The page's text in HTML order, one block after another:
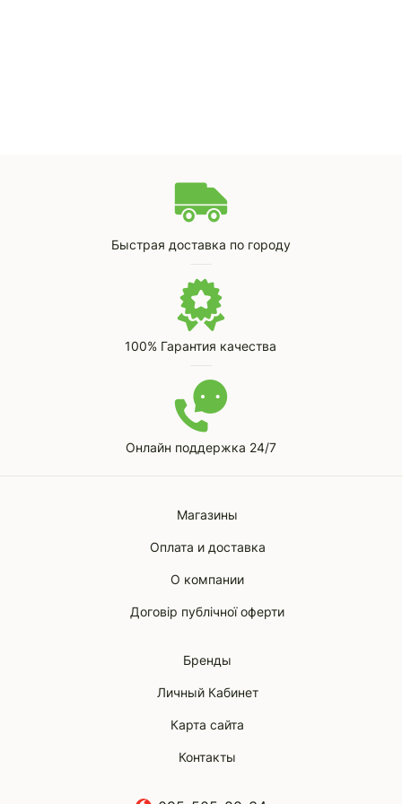
Быстрая доставка по городу
100% Гарантия качества
Онлайн поддержка 24/7
Магазины
Оплата и доставка
О компании
Договір публічної оферти
Бренды
Личный Кабинет
Карта сайта
Контакты